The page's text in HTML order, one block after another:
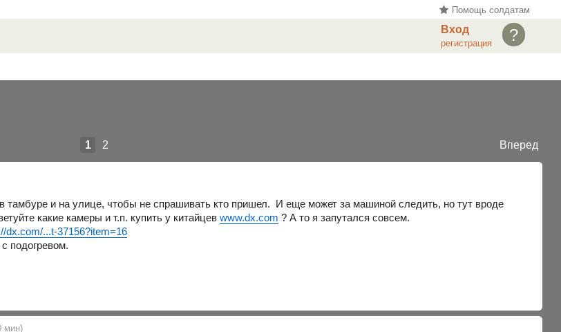
Помощь солдатам
?
Вход
регистрация
Вперед
1 2
тамбуре и на улице, чтобы не спрашивать кто пришел. И еще может за машиной следить, но тут вроде
какие камеры и т.п. купить у китайцевwww.dx.com ? А то я запутался совсем.
dx.com/...t-37156?item=16
подогревом.
мин)